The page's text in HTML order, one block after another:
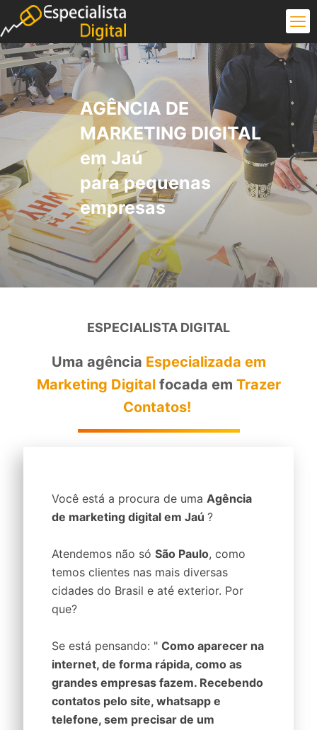
AGÊNCIA DE
MARKETING DIGITAL
em Jaú
para pequenas
empresas
ESPECIALISTA DIGITAL
Uma agência Especializada em
Marketing Digitalfocada em Trazer
Contatos!
Você está a procura de uma Agência
de marketing digital em Jaú ?
Atendemos não só São Paulo, como
temos clientes nas mais diversas
cidades do Brasil e até exterior. Por
que?
Se está pensando: " Como aparecer na
internet, de forma rápida, como as
grandes empresas fazem. Recebendo
contatos pelo site, whatsapp e
telefone, sem precisar de um